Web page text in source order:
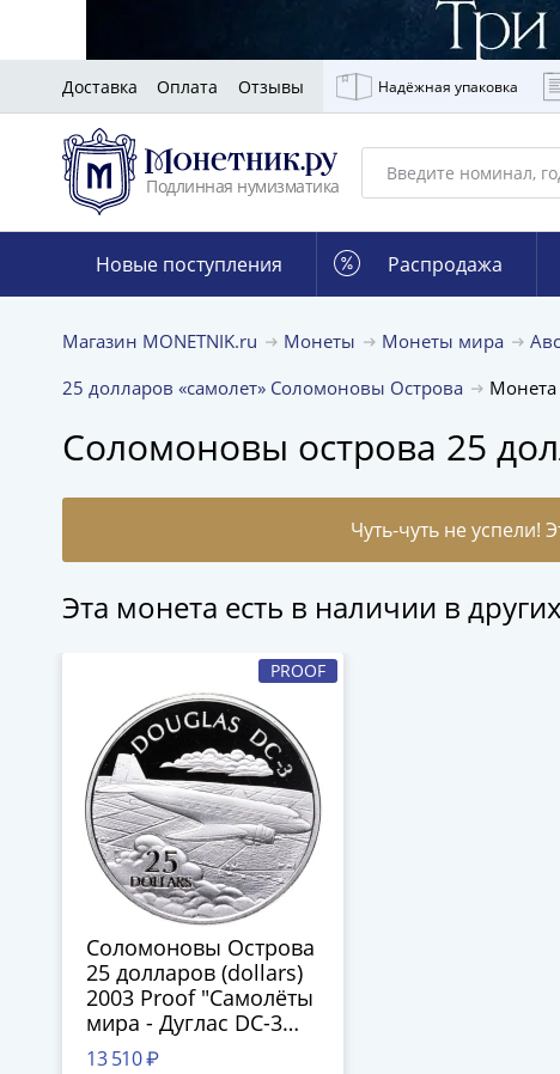
Доставка Оплата Отзывы Надёжная упаковка
Подлинная нумизматика
Новые поступления Распродажа
Магазин MONETNIK.ru Монеты Монеты мира
25 долларов «самолет» Соломоновы Острова
Монета
Соломоновы острова 25
Эта монета есть в наличии в
PROOF
Соломоновы Острова
25 долларов (dollars)
2003 Proof "Самолёты
мира - Дуглас DC-3
(Douglas DC-3)"
13 510 ₽